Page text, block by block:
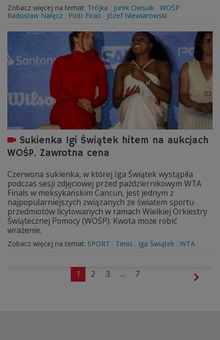
Zobacz więcej na temat: Trójka Jurek Owsiak WOŚP
Radosław Nałęcz
Piotr Firan Józef Niewiarowski
Sukienka Igi Świątek hitem na aukcjach
WOŚP. Zawrotna cena
Czerwona sukienka, w której Iga Świątek wystąpiła
podczas sesji zdjęciowej przed październikowym WTA
Finals w meksykańskim Cancun, jest jednym z
najpopularniejszych związanych ze światem sportu
przedmiotów licytowanych w ramach Wielkiej Orkiestry
Świątecznej Pomocy (WOŚP). Kwota może robić
wrażenie.
Zobacz więcej na temat: SPORT Tenis Iga Świątek WTA
1 2 3 ... 7